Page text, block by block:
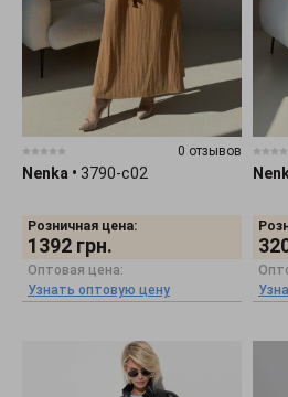
0 отзывов
Nenka • 3790-c02
Розничная цена:
1392 грн.
Оптовая цена:
Узнать оптовую цену